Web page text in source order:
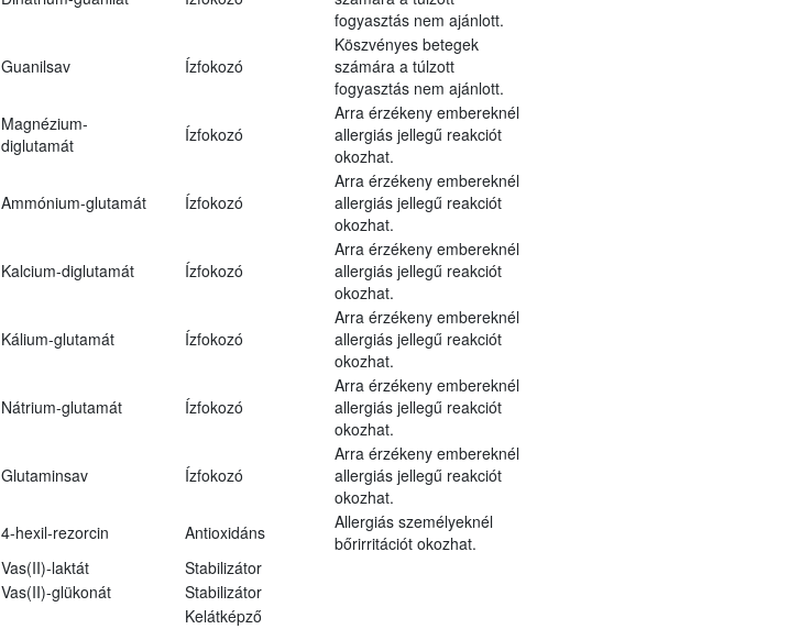
fogyasztás nem ajánlott.
Guanilsav Ízfokozó
Köszvényes betegek
számára a túlzott
fogyasztás nem ajánlott.
Magnézium-
diglutamát
Ízfokozó
Arra érzékeny embereknél
allergiás jellegű reakciót
okozhat.
Ammónium-glutamát Ízfokozó
Arra érzékeny embereknél
allergiás jellegű reakciót
okozhat.
Kalcium-diglutamát Ízfokozó
Arra érzékeny embereknél
allergiás jellegű reakciót
okozhat.
Kálium-glutamát Ízfokozó
Arra érzékeny embereknél
allergiás jellegű reakciót
okozhat.
Nátrium-glutamát Ízfokozó
Arra érzékeny embereknél
allergiás jellegű reakciót
okozhat.
Glutaminsav Ízfokozó
Arra érzékeny embereknél
allergiás jellegű reakciót
okozhat.
4-hexil-rezorcin Antioxidáns
Allergiás személyeknél
bőrirritációt okozhat.
Vas(II)-laktát
Stabilizátor
Vas(II)-glükonát Stabilizátor
Kelátképző